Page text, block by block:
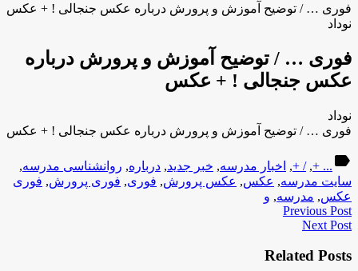
فوری … / توضیح آموزش و پرورش درباره عکس جنجالی ! + عکس
نوداد
فوری … / توضیح آموزش و پرورش درباره
عکس جنجالی ! + عکس
نوداد
فوری … / توضیح آموزش و پرورش درباره عکس جنجالی ! + عکس
label
... +
,
/ +
, اخبار مدرسه, خبر جدید, درباره, روانشناسی مدرسه,
سایت مدرسه, عکس, عکس پرورش, فوری, فوری پرورش, فوری
عکس, مدرسه, و
Previous Post
Next Post
Related Posts